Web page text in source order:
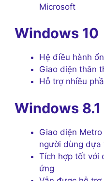
Microsoft
Windows 10
Hệ điều hành
Giao diện thân
Hỗ trợ nhiều
Windows 8.1
Giao diện
người dùng dựa
Tích hợp tốt với
ứng